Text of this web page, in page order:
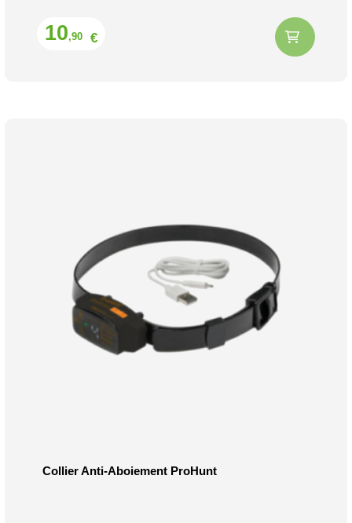
10,90 €
Collier Anti-Aboiement ProHunt